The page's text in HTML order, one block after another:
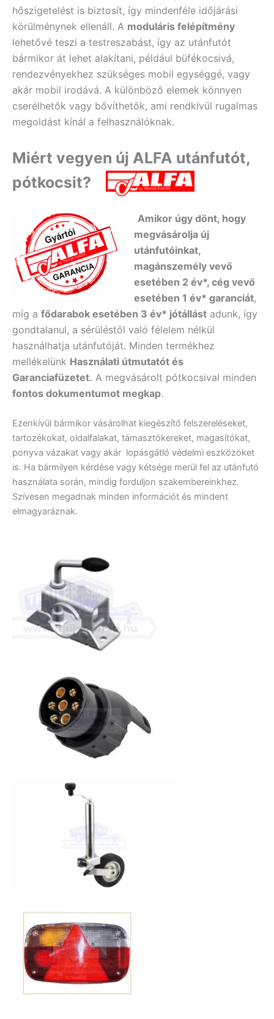
hőszigetelést is biztosít, így mindenféle időjárási
körülménynek ellenáll. A moduláris felépítmény
lehetővé teszi a testreszabást, így az utánfutót
bármikor át lehet alakítani, például büfékocsivá,
rendezvényekhez szükséges mobil egységgé, vagy
akár mobil irodává. A különböző elemek könnyen
cserélhetők vagy bővíthetők, ami rendkívül rugalmas
megoldást kínál a felhasználóknak.
Miért vegyen új ALFA utánfutót,
pótkocsit?
Amikor úgy dönt, hogy
megvásárolja új
utánfutóinkat,
magánszemély vevő
esetében 2 év*, cég vevő
esetében 1 év* garanciát,
míg a fődarabok esetében 3 év* jótállást adunk, így
gondtalanul, a sérüléstől való félelem nélkül
használhatja utánfutóját. Minden termékhez
mellékelünk Használati útmutatót és
Garanciafüzetet. A megvásárolt pótkocsival minden
fontos dokumentumot megkap.
Ezenkívül bármikor vásárolhat kiegészítő felszereléseket,
tartozékokat, oldalfalakat, támasztókereket, magasítókat,
ponyva vázakat vagy akár lopásgátló védelmi eszközöket
is. Ha bármilyen kérdése vagy kétsége merül fel az utánfutó
használata során, mindig forduljon szakembereinkhez.
Szívesen megadnak minden információt és mindent
elmagyaráznak.